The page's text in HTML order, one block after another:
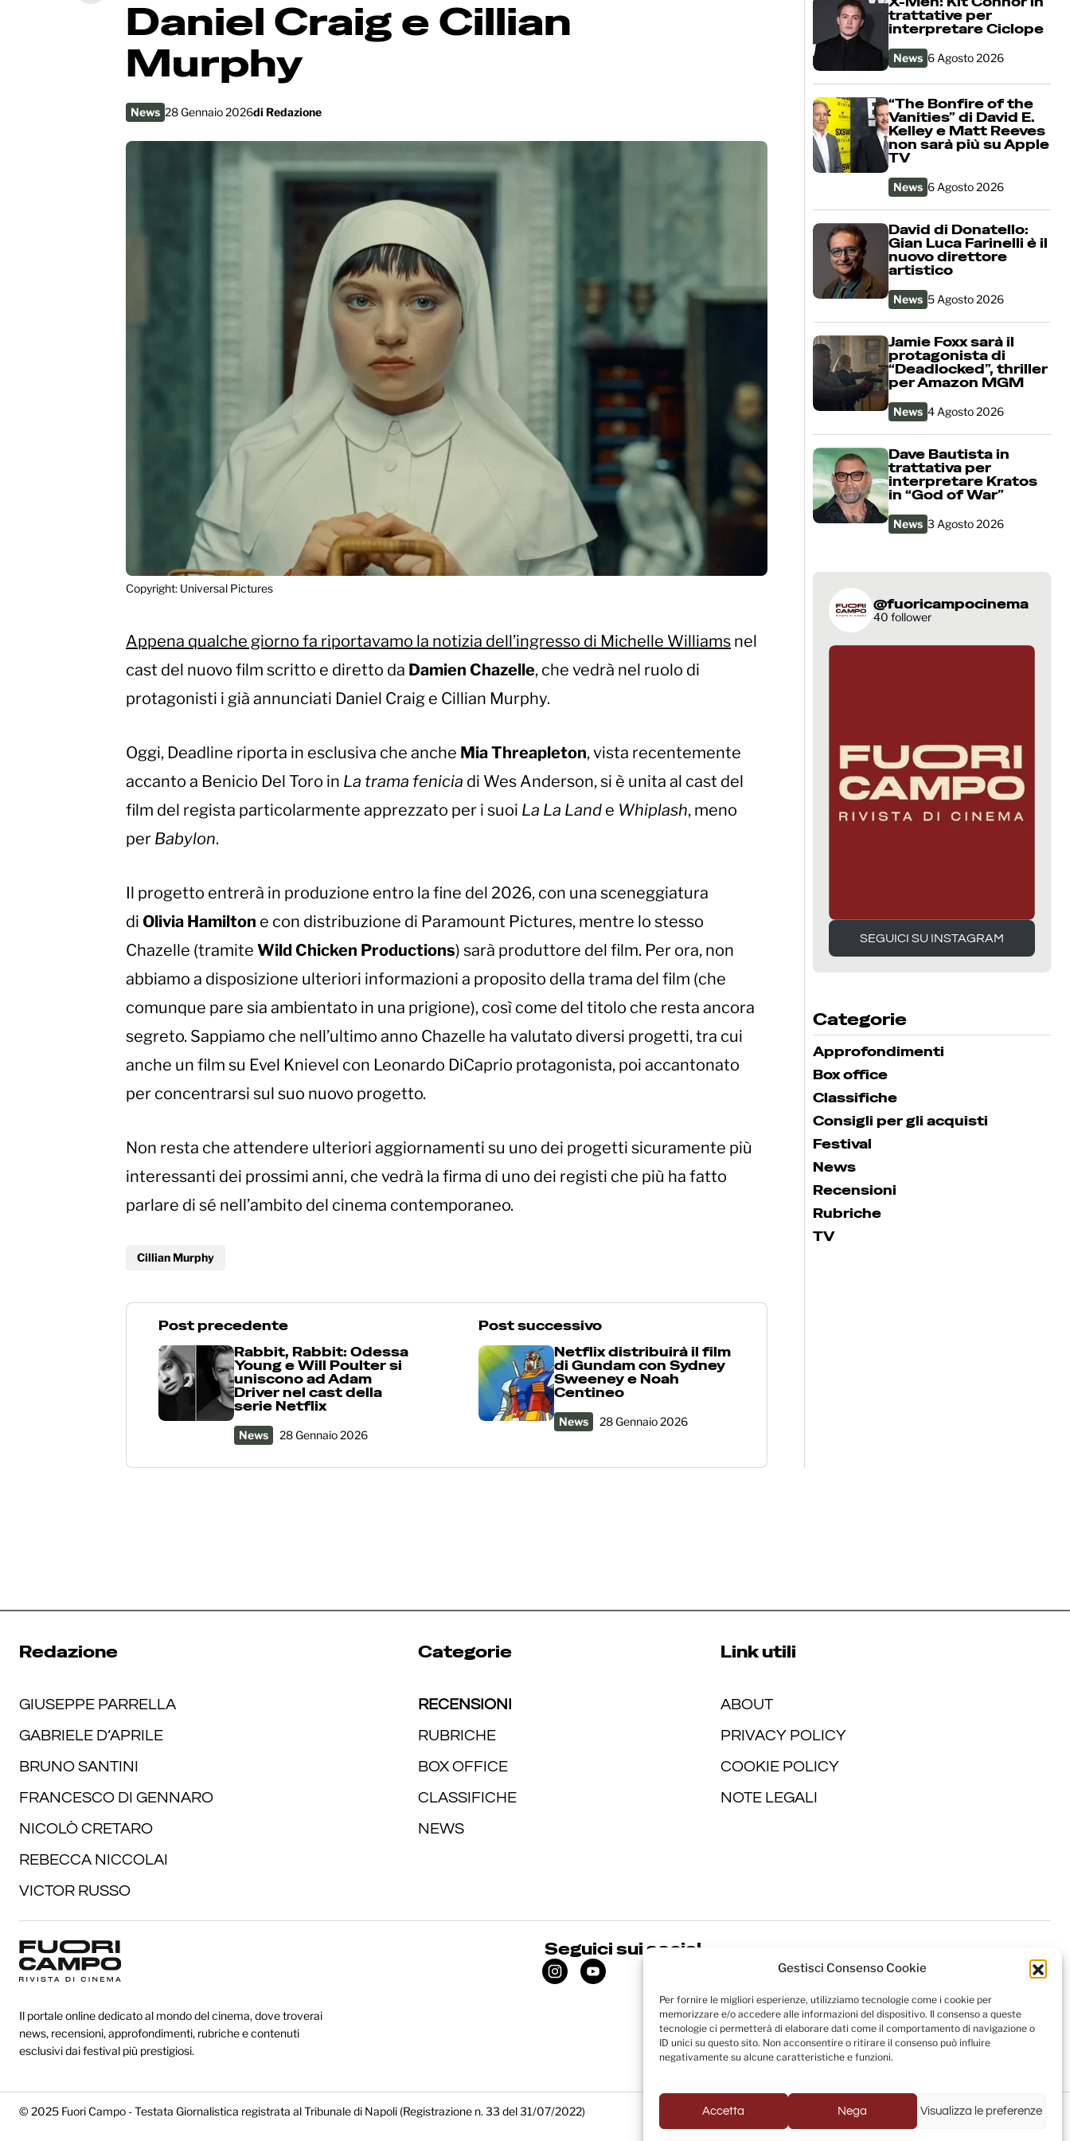
Gestisci Consenso Cookie
Per fornire le migliori esperienze, utilizziamo tecnologie come i cookie per
memorizzare e/o accedere alle informazioni del dispositivo. Il consenso a queste
tecnologie ci permetterà di elaborare dati come il comportamento di navigazione o
ID unici su questo sito. Non acconsentire o ritirare il consenso può influire
negativamente su alcune caratteristiche e funzioni.
Accetta Nega Visualizza le preferenze
Daniel Craig e Cillian
Murphy
News 28 Gennaio 2026di Redazione
Copyright: Universal Pictures
Appena qualche giorno fa riportavamo la notizia dell’ingresso di Michelle Williams nel
cast del nuovo film scritto e diretto da Damien Chazelle, che vedrà nel ruolo di
protagonisti i già annunciati Daniel Craig e Cillian Murphy.
Oggi, Deadline riporta in esclusiva che anche Mia Threapleton, vista recentemente
accanto a Benicio Del Toro in La trama fenicia di Wes Anderson, si è unita al cast del
film del regista particolarmente apprezzato per i suoi La La Land e Whiplash, meno
per Babylon.
Il progetto entrerà in produzione entro la fine del 2026, con una sceneggiatura
di Olivia Hamilton e con distribuzione di Paramount Pictures, mentre lo stesso
Chazelle (tramite Wild Chicken Productions) sarà produttore del film. Per ora, non
abbiamo a disposizione ulteriori informazioni a proposito della trama del film (che
comunque pare sia ambientato in una prigione), così come del titolo che resta ancora
segreto. Sappiamo che nell’ultimo anno Chazelle ha valutato diversi progetti, tra cui
anche un film su Evel Knievel con Leonardo DiCaprio protagonista, poi accantonato
per concentrarsi sul suo nuovo progetto.
Non resta che attendere ulteriori aggiornamenti su uno dei progetti sicuramente più
interessanti dei prossimi anni, che vedrà la firma di uno dei registi che più ha fatto
parlare di sé nell’ambito del cinema contemporaneo.
Cillian Murphy
Post precedente
Rabbit, Rabbit: Odessa
Young e Will Poulter si
uniscono ad Adam
Driver nel cast della
serie Netflix
News 28 Gennaio 2026
Post successivo
Netflix distribuirà il film
di Gundam con Sydney
Sweeney e Noah
Centineo
News 28 Gennaio 2026
trattative per
interpretare Ciclope
News 6 Agosto 2026
“The Bonfire of the
Vanities” di David E.
Kelley e Matt Reeves
non sarà più su Apple
TV
News 6 Agosto 2026
David di Donatello:
Gian Luca Farinelli è il
nuovo direttore
artistico
News 5 Agosto 2026
Jamie Foxx sarà il
protagonista di
“Deadlocked”, thriller
per Amazon MGM
News 4 Agosto 2026
Dave Bautista in
trattativa per
interpretare Kratos
in “God of War”
News 3 Agosto 2026
@fuoricampocinema
40 follower
SEGUICI SU INSTAGRAM
SEGUICI SU INSTAGRAM
Categorie
Approfondimenti
Box office
Classifiche
Consigli per gli acquisti
Festival
News
Recensioni
Rubriche
TV
Il portale online dedicato al mondo del cinema, dove troverai
news, recensioni, approfondimenti, rubriche e contenuti
esclusivi dai festival più prestigiosi.
Redazione
GIUSEPPE PARRELLA
GABRIELE D’APRILE
BRUNO SANTINI
FRANCESCO DI GENNARO
NICOLÒ CRETARO
REBECCA NICCOLAI
VICTOR RUSSO
Categorie
RECENSIONI
RUBRICHE
BOX OFFICE
CLASSIFICHE
NEWS
Link utili
ABOUT
PRIVACY POLICY
COOKIE POLICY
NOTE LEGALI
Seguici sui social
© 2025 Fuori Campo - Testata Giornalistica registrata al Tribunale di Napoli (Registrazione n. 33 del 31/07/2022) Powered by USB S.p.A. - Società Benefit